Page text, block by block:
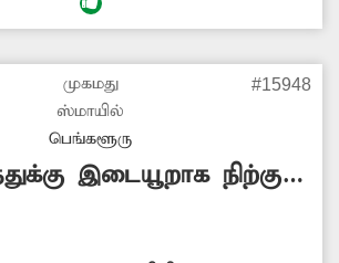
அப்புறப்படுத்த
முகமது
ஸ்மாயில்
பெங்களூரு
#15948
இடையூறாக நிற்கும்